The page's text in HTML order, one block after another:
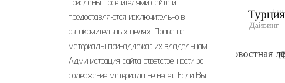
предоставляются исключительно в
ознакомительных целях. Права на
материалы принадлежат их владельцам.
Администрация сайта ответственности за
содержание материала не несет. Если Вы